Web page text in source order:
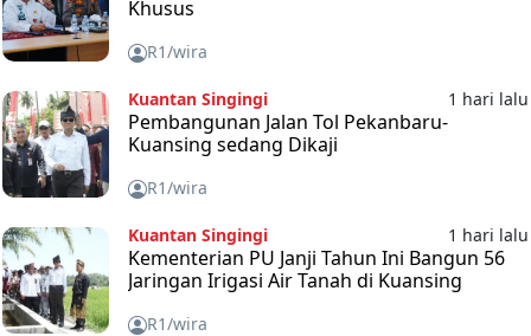
Khusus
R1/wira
Kuantan Singingi 1 hari lalu
Pembangunan Jalan Tol Pekanbaru-
Kuansing sedang Dikaji
R1/wira
Kuantan Singingi 1 hari lalu
Kementerian PU Janji Tahun Ini Bangun 56
Jaringan Irigasi Air Tanah di Kuansing
R1/wira